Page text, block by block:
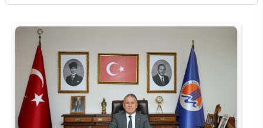
Türkçe Öğretimi Uygulama ve Araştırma Merkezi
Uzaktan Eğitim Uygulama ve Araştırma Merkezi
Yörük Kültürü Uygulama ve Araştırma Merkezi